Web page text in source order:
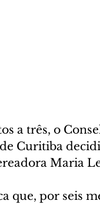
a três, o
Curitiba
Maria
que, por seis